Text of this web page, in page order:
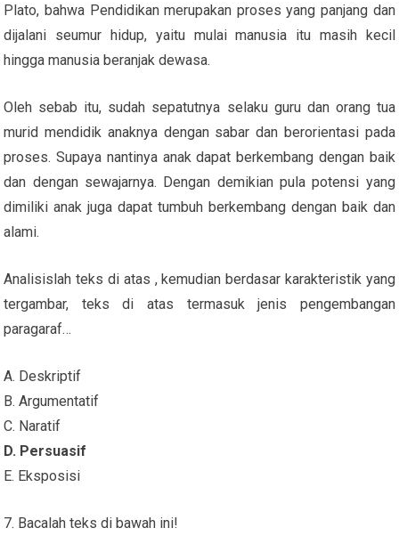
Plato, bahwa Pendidikan merupakan proses yang panjang dan
dijalani seumur hidup, yaitu mulai manusia itu masih kecil
hingga manusia beranjak dewasa.
Oleh sebab itu, sudah sepatutnya selaku guru dan orang tua
murid mendidik anaknya dengan sabar dan berorientasi pada
proses. Supaya nantinya anak dapat berkembang dengan baik
dan dengan sewajarnya. Dengan demikian pula potensi yang
dimiliki anak juga dapat tumbuh berkembang dengan baik dan
alami.
Analisislah teks di atas , kemudian berdasar karakteristik yang
tergambar, teks di atas termasuk jenis pengembangan
paragaraf…
A. Deskriptif
B. Argumentatif
C. Naratif
D. Persuasif
E. Eksposisi
7. Bacalah teks di bawah ini!